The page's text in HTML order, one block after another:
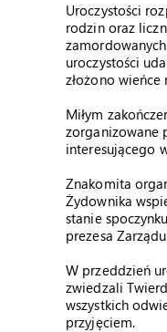
Uroczystości
rodzin oraz
uroczystości
złożono
Miłym
zorganizowane
interesującego
Znakomita
Żydownika
stanie
prezesa
W przeddzień
zwiedzali
wszystkich
przyjęciem.